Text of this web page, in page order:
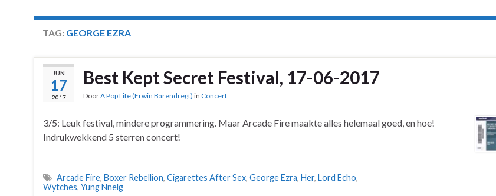
TAG: GEORGE EZRA
JUN
17
2017
Best Kept Secret Festival, 17-06-2017
DoorA Pop Life (Erwin Barendregt) in Concert
3/5: Leuk festival, mindere programmering. Maar Arcade Fire maakte alles helemaal goed, en hoe!
Indrukwekkend 5 sterren concert!
Arcade Fire, Boxer Rebellion, Cigarettes After Sex, George Ezra, Her, Lord Echo,
Wytches, Yung Nnelg